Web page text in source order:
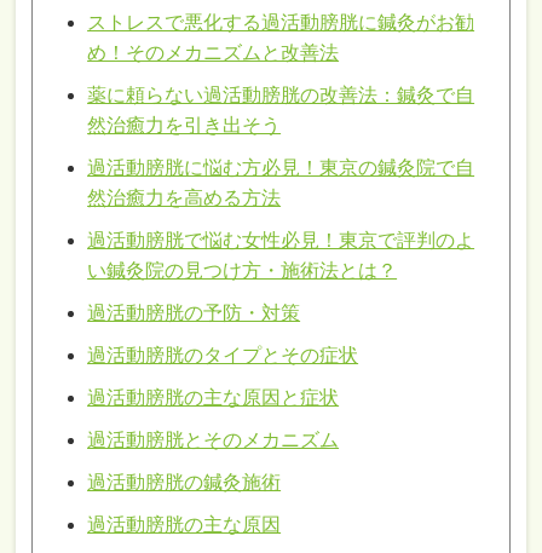
ストレスで悪化する過活動膀胱に鍼灸がお勧
め！そのメカニズムと改善法
薬に頼らない過活動膀胱の改善法：鍼灸で自
然治癒力を引き出そう
過活動膀胱に悩む方必見！東京の鍼灸院で自
然治癒力を高める方法
過活動膀胱で悩む女性必見！東京で評判のよ
い鍼灸院の見つけ方・施術法とは？
過活動膀胱の予防・対策
過活動膀胱のタイプとその症状
過活動膀胱の主な原因と症状
過活動膀胱とそのメカニズム
過活動膀胱の鍼灸施術
過活動膀胱の主な原因